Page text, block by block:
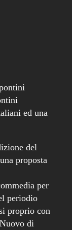
ed una
del
proposta
per
periodio
proprio con
di